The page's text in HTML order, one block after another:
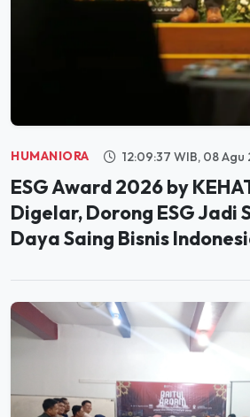
HUMANIORA 12:09:37 WIB, 08 Agu
ESG Award 2026 by
Digelar, Dorong ESG Jadi
Daya Saing Bisnis